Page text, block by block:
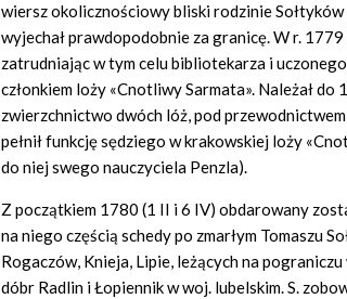
wiersz okolicznościowy bliski rodzinie
wyjechał prawdopodobnie za granicę. W r.
zatrudniając w tym celu bibliotekarza i
członkiem loży «Cnotliwy Sarmata». Należał
zwierzchnictwo dwóch lóż, pod
pełnił funkcję sędziego w krakowskiej loży
do niej swego nauczyciela Penzla).
Z początkiem 1780 (1 II i 6 IV) obdarowany
na niego częścią schedy po zmarłym Tomaszu
Rogaczów, Knieja, Lipie, leżących na
dóbr Radlin i Łopiennik w woj. lubelskim. S.